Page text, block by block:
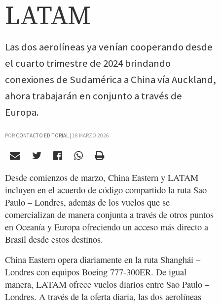
LATAM
Las dos aerolíneas ya venían cooperando desde
el cuarto trimestre de 2024 brindando
conexiones de Sudamérica a China vía Auckland,
ahora trabajarán en conjunto a través de
Europa.
POR CONTACTO EDITORIAL| 18 MARZO 2026
Desde comienzos de marzo, China Eastern y LATAM
incluyen en el acuerdo de código compartido la ruta Sao
Paulo – Londres, además de los vuelos que se
comercializan de manera conjunta a través de otros puntos
en Oceanía y Europa ofreciendo un acceso más directo a
Brasil desde estos destinos.
China Eastern opera diariamente en la ruta Shanghái –
Londres con equipos Boeing 777-300ER. De igual
manera, LATAM ofrece vuelos diarios entre Sao Paulo –
Londres. A través de la oferta diaria, las dos aerolíneas